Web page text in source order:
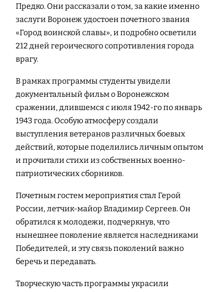
Предко. Они рассказали о том, за какие именно
заслуги Воронеж удостоен почетного звания
«Город воинской славы», и подробно осветили
212 дней героического сопротивления города
врагу.
В рамках программы студенты увидели
документальный фильм о Воронежском
сражении, длившемся с июля 1942-го по январь
1943 года. Особую атмосферу создали
выступления ветеранов различных боевых
действий, которые поделились личным опытом
и прочитали стихи из собственных военно-
патриотических сборников.
Почетным гостем мероприятия стал Герой
России, летчик-майор Владимир Сергеев. Он
обратился к молодежи, подчеркнув, что
нынешнее поколение является наследниками
Победителей, и эту связь поколений важно
беречь и передавать.
Творческую часть программы украсили